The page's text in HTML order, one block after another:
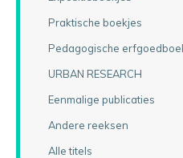
Praktische boekjes
Pedagogische
URBAN RESEARCH
Eenmalige publicaties
Andere reeksen
Alle titels